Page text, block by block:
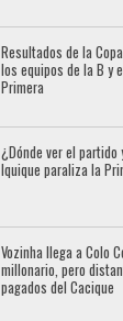
Resultados de la
los equipos de la B y
Primera
¿Dónde ver el partido
Iquique paraliza la
Vozinha llega a Colo
millonario, pero
pagados del Cacique